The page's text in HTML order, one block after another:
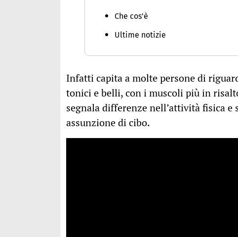
Che cos'è
Ultime notizie
Infatti capita a molte persone di
tonici e belli, con i muscoli più in
segnala differenze nell’attività fisica
assunzione di cibo.